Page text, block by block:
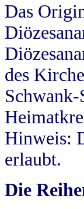
Das
des
Hinweis:
erlaubt.
Die